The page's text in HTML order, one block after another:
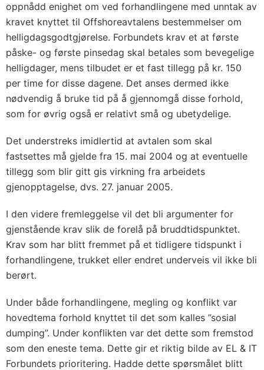
oppnådd enighet om ved forhandlingene med unntak av
kravet knyttet til Offshoreavtalens bestemmelser om
helligdagsgodtgjørelse. Forbundets krav et at første
påske- og første pinsedag skal betales som bevegelige
helligdager, mens tilbudet er et fast tillegg på kr. 150
per time for disse dagene. Det anses dermed ikke
nødvendig å bruke tid på å gjennomgå disse forhold,
som for øvrig også er relativt små og ubetydelige.
Det understreks imidlertid at avtalen som skal
fastsettes må gjelde fra 15. mai 2004 og at eventuelle
tillegg som blir gitt gis virkning fra arbeidets
gjenopptagelse, dvs. 27. januar 2005.
I den videre fremleggelse vil det bli argumenter for
gjenstående krav slik de forelå på bruddtidspunktet.
Krav som har blitt fremmet på et tidligere tidspunkt i
forhandlingene, trukket eller endret underveis vil ikke bli
berørt.
Under både forhandlingene, megling og konflikt var
hovedtema forhold knyttet til det som kalles ”sosial
dumping”. Under konflikten var det dette som fremstod
som den eneste tema. Dette gir et riktig bilde av EL & IT
Forbundets prioritering. Hadde dette spørsmålet blitt